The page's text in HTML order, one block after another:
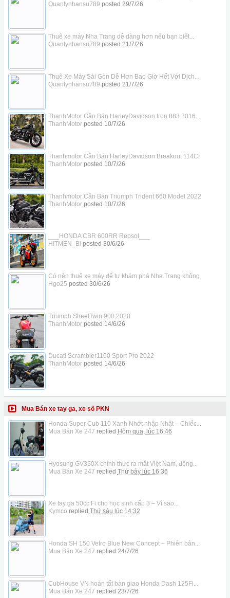
Quanlynhansu789 posted 29/7/26
Thuê xe máy Nha Trang dễ dàng hơn nếu bạn biết...
Quanlynhansu789 posted 21/7/26
Thuê Xe Máy Sài Gòn Dễ Hơn Bao Giờ Hết Với Dịch...
Quanlynhansu789 posted 21/7/26
ThanhMotor Cần Bán HarleyDavidson Iron 883 2016...
ThanhMotorposted 10/7/26
Thanhmotor Cần Bán HarleyDavidson Breakout 114CI
ThanhMotorposted 10/7/26
Thanhmotor Cần Bán Triumph Trident 660 Model 2022
ThanhMotorposted 10/7/26
___HONDA CBR 600RR Repsol___
HITMEN_Bi posted 30/6/26
Có nên thuê xe máy để tự khám phá Nha Trang không
Hgo25 posted 30/6/26
Triumph StreetTwin 900 2020
ThanhMotorposted 14/6/26
Ducati Scrambler1100 Sport Pro 2022
ThanhMotorposted 14/6/26
Mua Bán xe tay ga, xe số PKN
Honda Super Cub 110 Xanh Nhớt nhập Nhật – Chiếc...
Mua Bán Xe 247 replied Hôm qua, lúc 16:46
Hyosung GV350X chính thức ra mắt Việt Nam, động...
Mua Bán Xe 247 replied Thứ bảy lúc 16:36
Xe tay ga 50cc Fi cho học sinh cấp 3 – Vì sao...
Kymco replied Thứ sáu lúc 14:32
Honda SH 150 Vetro Blue New Concept – Phiên bản...
Mua Bán Xe 247 replied 24/7/26
CubHouse VN hoàn tất bàn giao Honda Dash 125Fi...
Mua Bán Xe 247 replied 23/7/26